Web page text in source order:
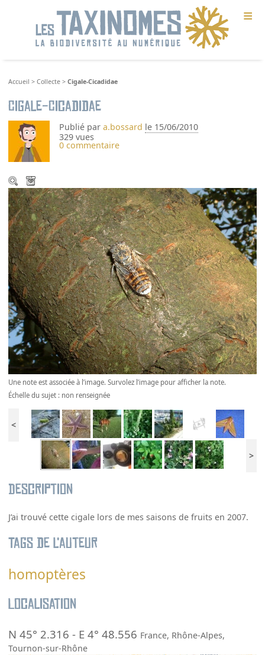
≡
Accueil >Collecte >Cigale-Cicadidae
Cigale-Cicadidae
Publié para.bossard le 15/06/2010
329 vues
0 commentaire
Une note est associée à l’image. Survolez l’image pour afficher la note.
Échelle du sujet : non renseignée
<
>
Description
J’ai trouvé cette cigale lors de mes saisons de fruits en 2007.
Tags de l’auteur
homoptères
Localisation
N 45° 2.316 - E 4° 48.556 France, Rhône-Alpes,
Tournon-sur-Rhône